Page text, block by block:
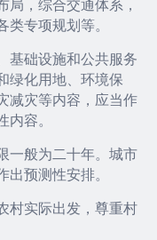
，综合交通体系，
专项规划等。
基础设施和公共服务
绿化用地、环境保
减灾等内容，应当作
容。
一般为二十年。城市
预测性安排。
实际出发，尊重村